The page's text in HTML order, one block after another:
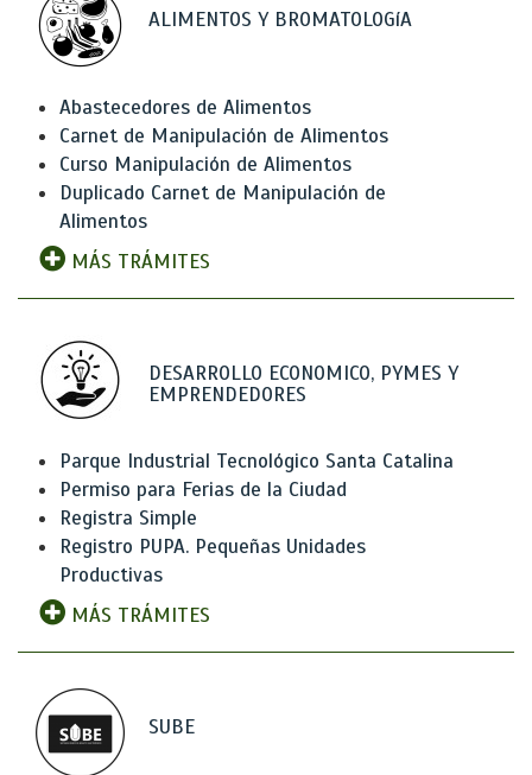
ALIMENTOS Y BROMATOLOGíA
Abastecedores de Alimentos
Carnet de Manipulación de Alimentos
Curso Manipulación de Alimentos
Duplicado Carnet de Manipulación de
Alimentos
MÁS TRÁMITES
DESARROLLO ECONOMICO, PYMES Y
EMPRENDEDORES
Parque Industrial Tecnológico Santa Catalina
Permiso para Ferias de la Ciudad
Registra Simple
Registro PUPA. Pequeñas Unidades
Productivas
MÁS TRÁMITES
SUBE